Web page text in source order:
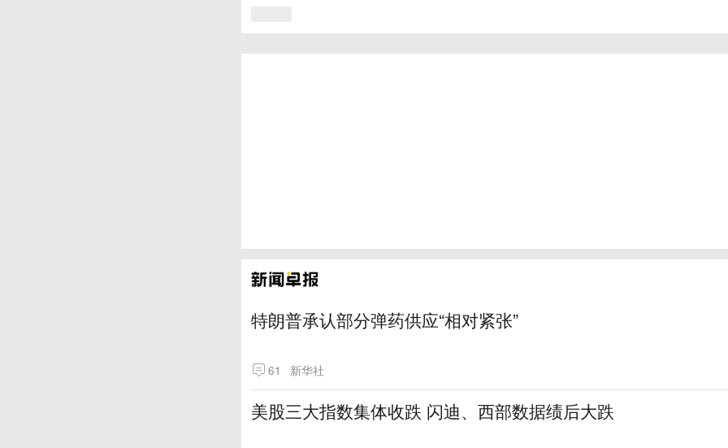
特朗普承认部分弹药供应“相对紧张”
61 新华社
美股三大指数集体收跌 闪迪、西部数据绩后大跌